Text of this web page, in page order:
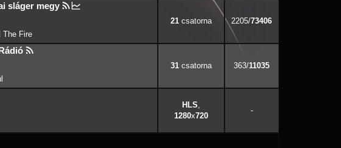
sláger megy
The Fire
21 2205/73406
31 363/11035
,
1280x720
-